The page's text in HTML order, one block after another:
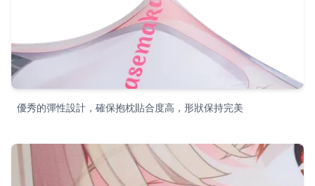
優秀的彈性設計，確保抱枕貼合度高，形狀保持完美